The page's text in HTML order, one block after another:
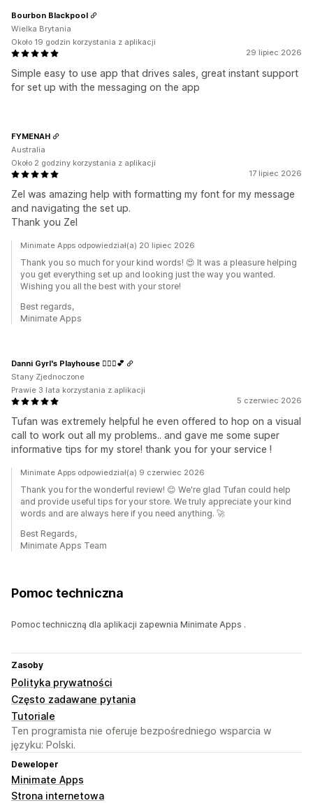
29 lipiec 2026
Simple easy to use app that drives sales, great instant support
for set up with the messaging on the app
Bourbon Blackpool
Wielka Brytania
Około 19 godzin korzystania z aplikacji
17 lipiec 2026
Zel was amazing help with formatting my font for my message
and navigating the set up.
Thank you Zel
FYMENAH
Australia
Około 2 godziny korzystania z aplikacji
Minimate Apps odpowiedział(a) 20 lipiec 2026
Thank you so much for your kind words! 😍 It was a pleasure helping
you get everything set up and looking just the way you wanted.
Wishing you all the best with your store!
Best regards,
Minimate Apps
5 czerwiec 2026
Tufan was extremely helpful he even offered to hop on a visual
call to work out all my problems.. and gave me some super
informative tips for my store! thank you for your service !
Danni Gyrl's Playhouse 🤸🏾‍♀️💕
Stany Zjednoczone
Prawie 3 lata korzystania z aplikacji
Minimate Apps odpowiedział(a) 9 czerwiec 2026
Thank you for the wonderful review! 😊 We're glad Tufan could help
and provide useful tips for your store. We truly appreciate your kind
words and are always here if you need anything. 🚀
Best Regards,
Minimate Apps Team
Pomoc techniczna
Pomoc techniczną dla aplikacji zapewnia Minimate Apps .
Zasoby
Polityka prywatności
Często zadawane pytania
Tutoriale
Ten programista nie oferuje bezpośredniego wsparcia w
języku: Polski.
Deweloper
Minimate Apps
Strona internetowa